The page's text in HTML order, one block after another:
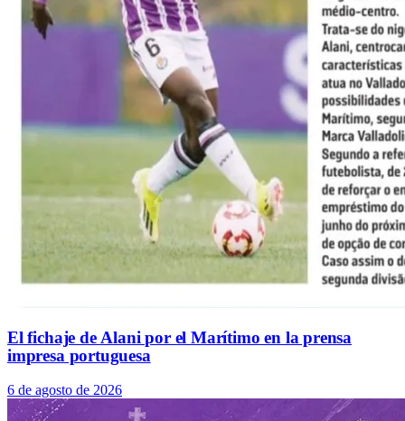
El fichaje de Alani por el Marítimo en la prensa
impresa portuguesa
6 de agosto de 2026